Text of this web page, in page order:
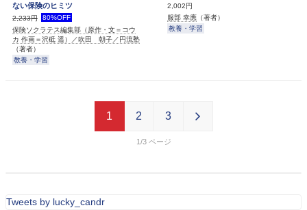
ない保険のヒミツ
2,233円
80%OFF
保険ソクラテス編集部（原作・文＝コウ
カ 作画＝沢砥 遥）／吹田 朝子／円流塾
（著者）
教養・学習
2,002円
服部 幸應 （著者）
教養・学習
1/3
1 2 3
Tweets by lucky_candr